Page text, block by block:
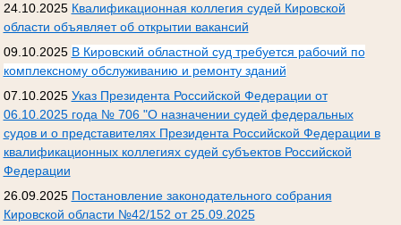
24.10.2025 Квалификационная коллегия судей Кировской
области объявляет об открытии вакансий
09.10.2025 В Кировский областной суд требуется рабочий по
комплексному обслуживанию и ремонту зданий
07.10.2025 Указ Президента Российской Федерации от
06.10.2025 года № 706 "О назначении судей федеральных
судов и о представителях Президента Российской Федерации в
квалификационных коллегиях судей субъектов Российской
Федерации
26.09.2025 Постановление законодательного собрания
Кировской области №42/152 от 25.09.2025